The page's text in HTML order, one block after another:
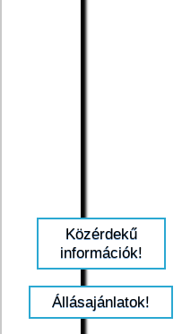
Közérdekű
információk!
Állásajánlatok!